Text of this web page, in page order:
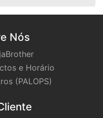
Nós
e Horário
(PALOPS)